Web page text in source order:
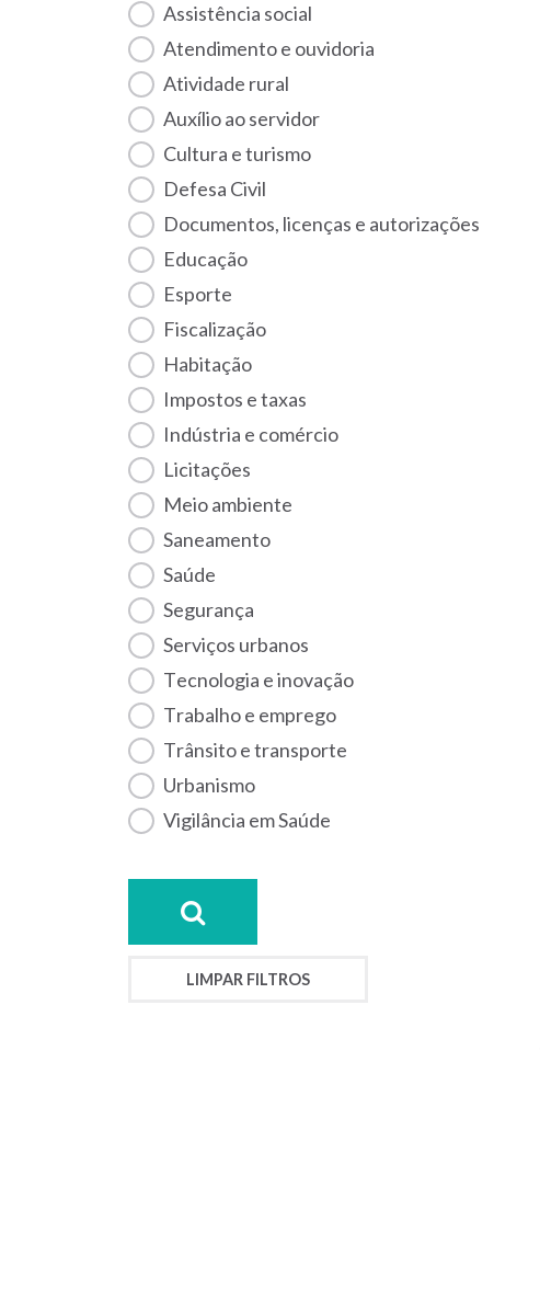
Assistência social
Atendimento e ouvidoria
Atividade rural
Auxílio ao servidor
Cultura e turismo
Defesa Civil
Documentos, licenças e autorizações
Educação
Esporte
Fiscalização
habitação
Impostos e taxas
Indústria e comércio
Licitações
Meio ambiente
Saneamento
Saúde
Segurança
Serviços urbanos
Tecnologia e inovação
Trabalho e emprego
Trânsito e transporte
Urbanismo
Vigilância em Saúde
LIMPAR FILTROS